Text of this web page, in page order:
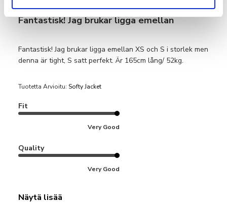
Fantastisk! Jag brukar ligga emellan
Fantastisk! Jag brukar ligga emellan XS och S i storlek men
denna är tight, S satt perfekt. Är 165cm lång/ 52kg.
Tuotetta Arvioitu: Softy Jacket
Fit
Very Good
Quality
Very Good
Näytä lisää